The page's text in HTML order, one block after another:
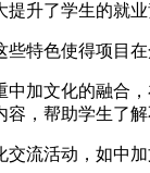
升了学生的就
些特色使得项目
中加文化的融合
，帮助学生了
交流活动，如中